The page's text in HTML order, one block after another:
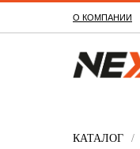
О КОМПАНИИ
КАТАЛОГ /